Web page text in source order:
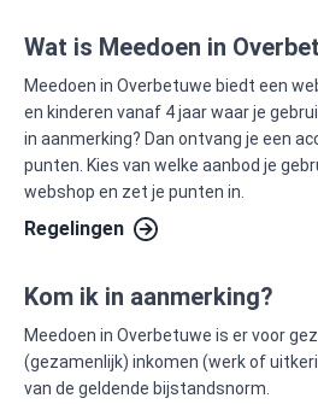
Wat is Meedoen in
Meedoen in Overbetuwe biedt een
en kinderen vanaf 4 jaar waar je
in aanmerking? Dan ontvang je een
punten. Kies van welke aanbod je
webshop en zet je punten in.
Regelingen
Kom ik in aanmerking?
Meedoen in Overbetuwe is er voor
(gezamenlijk) inkomen (werk of
van de geldende bijstandsnorm.